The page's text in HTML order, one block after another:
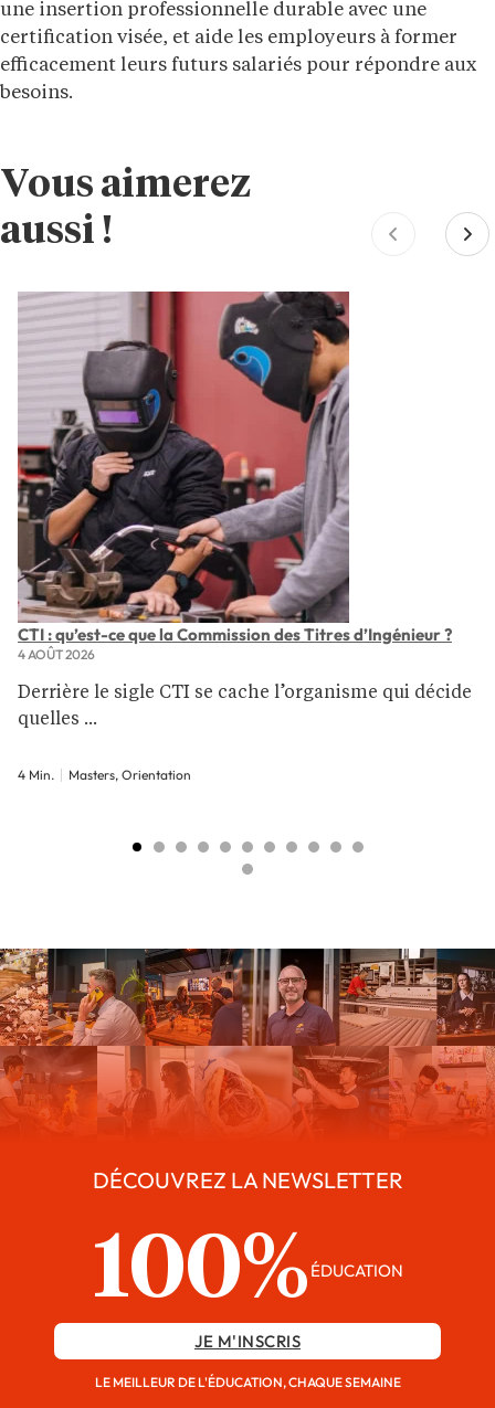
une insertion professionnelle durable avec une
certification visée, et aide les employeurs à former
efficacement leurs futurs salariés pour répondre aux
besoins.
Vous aimerez
aussi !
CTI : qu’est-ce que la Commission des Titres d’Ingénieur ?
4 AOÛT 2026
Derrière le sigle CTI se cache l’organisme qui décide
quelles ...
4 Min. Masters, Orientation
DÉCOUVREZ LA NEWSLETTER
100% ÉDUCATION
JE M'INSCRIS
LE MEILLEUR DE L'ÉDUCATION, CHAQUE SEMAINE